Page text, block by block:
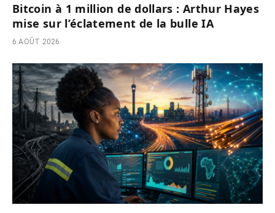
Bitcoin à 1 million de dollars : Arthur Hayes
mise sur l’éclatement de la bulle IA
6 AOÛT 2026